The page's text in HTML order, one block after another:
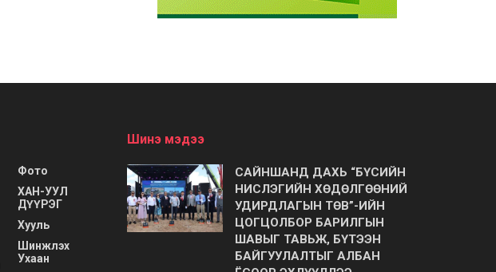
Фото
ХАН-УУЛ
ДҮҮРЭГ
Хууль
Шинжлэх
Ухаан
Шинэ мэдээ
САЙНШАНД ДАХЬ “БҮСИЙН
НИСЛЭГИЙН ХӨДӨЛГӨӨНИЙ
УДИРДЛАГЫН ТӨВ”-ИЙН
ЦОГЦОЛБОР БАРИЛГЫН
ШАВЫГ ТАВЬЖ, БҮТЭЭН
БАЙГУУЛАЛТЫГ АЛБАН